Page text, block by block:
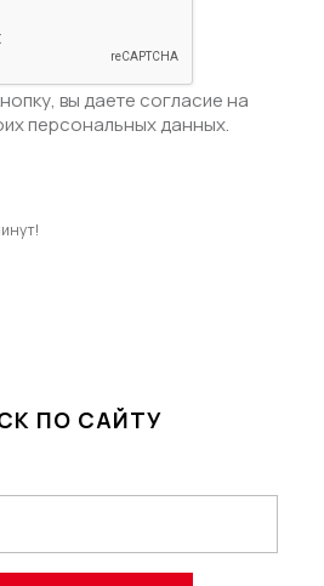
вы даете согласие на
персональных данных.
ПО САЙТУ